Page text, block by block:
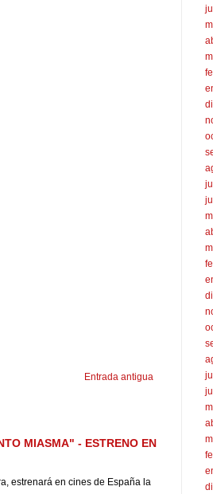
Entrada antigua
MIASMA" - ESTRENO EN
estrenará en cines de España la